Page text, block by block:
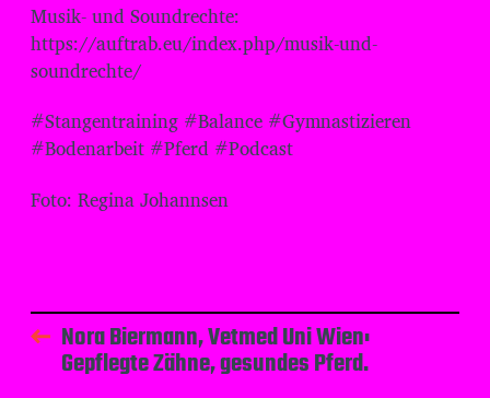
Musik- und Soundrechte:
⁠⁠⁠⁠⁠⁠⁠⁠⁠⁠⁠⁠⁠⁠⁠⁠⁠⁠⁠⁠⁠https://auftrab.eu/index.php/musik-und-
soundrechte/⁠⁠⁠⁠⁠⁠⁠⁠⁠⁠⁠⁠⁠⁠⁠⁠⁠⁠⁠⁠⁠
#Stangentraining #Balance #Gymnastizieren
#Bodenarbeit #Pferd #Podcast
Foto: Regina Johannsen
Nora Biermann, Vetmed Uni Wien:
Gepflegte Zähne, gesundes Pferd.